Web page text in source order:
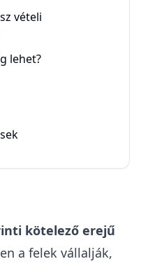
vételi
lehet?
kötelező erejű
a felek vállalják,